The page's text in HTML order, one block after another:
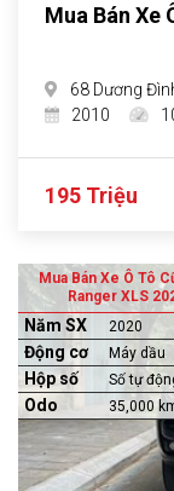
Mua Bán Xe
68 Dương
2010
195 Triệu
Mua Bán Xe Ô Tô
Ranger XLS
Năm SX 2020
Động cơ Máy dầu
Hộp số Số tự
Odo 35,000